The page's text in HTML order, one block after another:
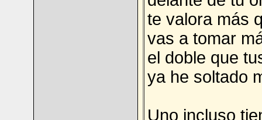
te valora más
vas a tomar
el doble que
ya he soltado
Uno incluso